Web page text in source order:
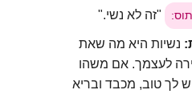
"זה לא נשי."
נשיות היא מה שאת
לעצמך. אם משהו
לך טוב, מכבד ובריא